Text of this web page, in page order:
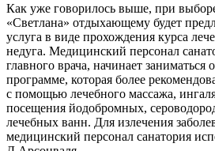
Как уже говорилось выше, при
«Светлана» отдыхающему будет
услуга в виде прохождения курса
недуга. Медицинский персонал
главного врача, начинает
программе, которая более
с помощью лечебного массажа,
посещения йодобромных,
лечебных ванн. Для излечения
медицинский персонал санатория